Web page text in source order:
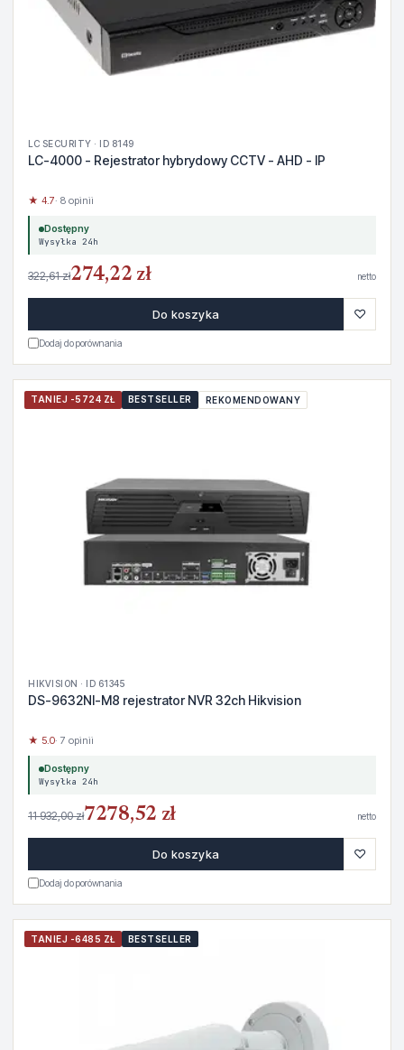
LC SECURITY · ID 8149
LC-4000 - Rejestrator hybrydowy CCTV - AHD - IP
★ 4.7· 8 opinii
Dostępny
Wysyłka 24h
322,61 zł274,22 zł netto
Do koszyka ♡
Dodaj do porównania
TANIEJ -5724 ZŁ BESTSELLER REKOMENDOWANY
HIKVISION · ID 61345
DS-9632NI-M8 rejestrator NVR 32ch Hikvision
★ 5.0· 7 opinii
Dostępny
Wysyłka 24h
11 932,00 zł7278,52 zł netto
Do koszyka ♡
Dodaj do porównania
TANIEJ -6485 ZŁ BESTSELLER